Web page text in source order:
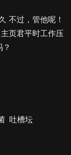
不过，管他呢！
页君平时工作压
吐槽坛